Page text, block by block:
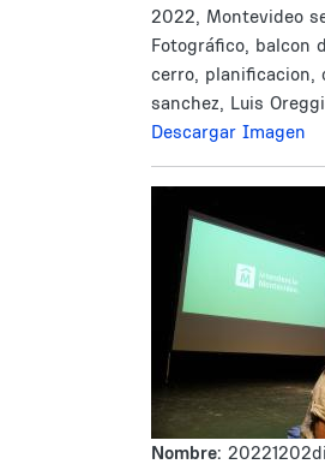
2022, Montevideo
Fotográfico, balcon
cerro, planificacion,
sanchez, Luis
Descargar Imagen
Nombre: